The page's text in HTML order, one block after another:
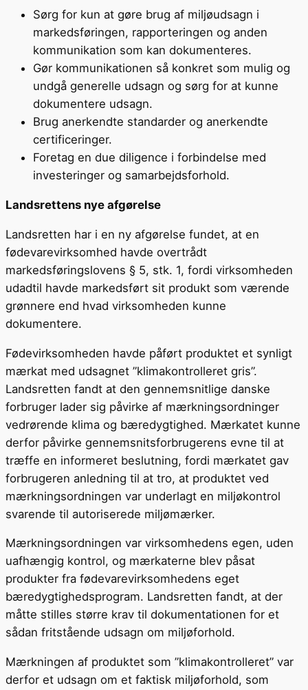
Sørg for kun at gøre brug af miljøudsagn i
markedsføringen, rapporteringen og anden
kommunikation som kan dokumenteres.
Gør kommunikationen så konkret som mulig og
undgå generelle udsagn og sørg for at kunne
dokumentere udsagn.
Brug anerkendte standarder og anerkendte
certificeringer.
Foretag en due diligence i forbindelse med
investeringer og samarbejdsforhold.
Landsrettens nye afgørelse
Landsretten har i en ny afgørelse fundet, at en
fødevarevirksomhed havde overtrådt
markedsføringslovens § 5, stk. 1, fordi virksomheden
udadtil havde markedsført sit produkt som værende
grønnere end hvad virksomheden kunne
dokumentere.
Fødevirksomheden havde påført produktet et synligt
mærkat med udsagnet ”klimakontrolleret gris”.
Landsretten fandt at den gennemsnitlige danske
forbruger lader sig påvirke af mærkningsordninger
vedrørende klima og bæredygtighed. Mærkatet kunne
derfor påvirke gennemsnitsforbrugerens evne til at
træffe en informeret beslutning, fordi mærkatet gav
forbrugeren anledning til at tro, at produktet ved
mærkningsordningen var underlagt en miljøkontrol
svarende til autoriserede miljømærker.
Mærkningsordningen var virksomhedens egen, uden
uafhængig kontrol, og mærkaterne blev påsat
produkter fra fødevarevirksomhedens eget
bæredygtighedsprogram. Landsretten fandt, at der
måtte stilles større krav til dokumentationen for et
sådan fritstående udsagn om miljøforhold.
Mærkningen af produktet som ”klimakontrolleret” var
derfor et udsagn om et faktisk miljøforhold, som